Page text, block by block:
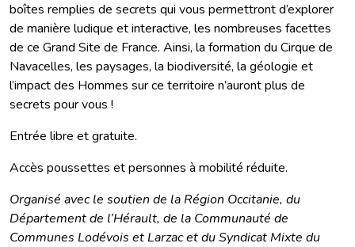
boîtes remplies de secrets qui vous permettront d’explorer
de manière ludique et interactive, les nombreuses facettes
de ce Grand Site de France. Ainsi, la formation du Cirque de
Navacelles, les paysages, la biodiversité, la géologie et
l’impact des Hommes sur ce territoire n’auront plus de
secrets pour vous !
Entrée libre et gratuite.
Accès poussettes et personnes à mobilité réduite.
Organisé avec le soutien de la Région Occitanie, du
Département de l’Hérault, de la Communauté de
Communes Lodévois et Larzac et du Syndicat Mixte du